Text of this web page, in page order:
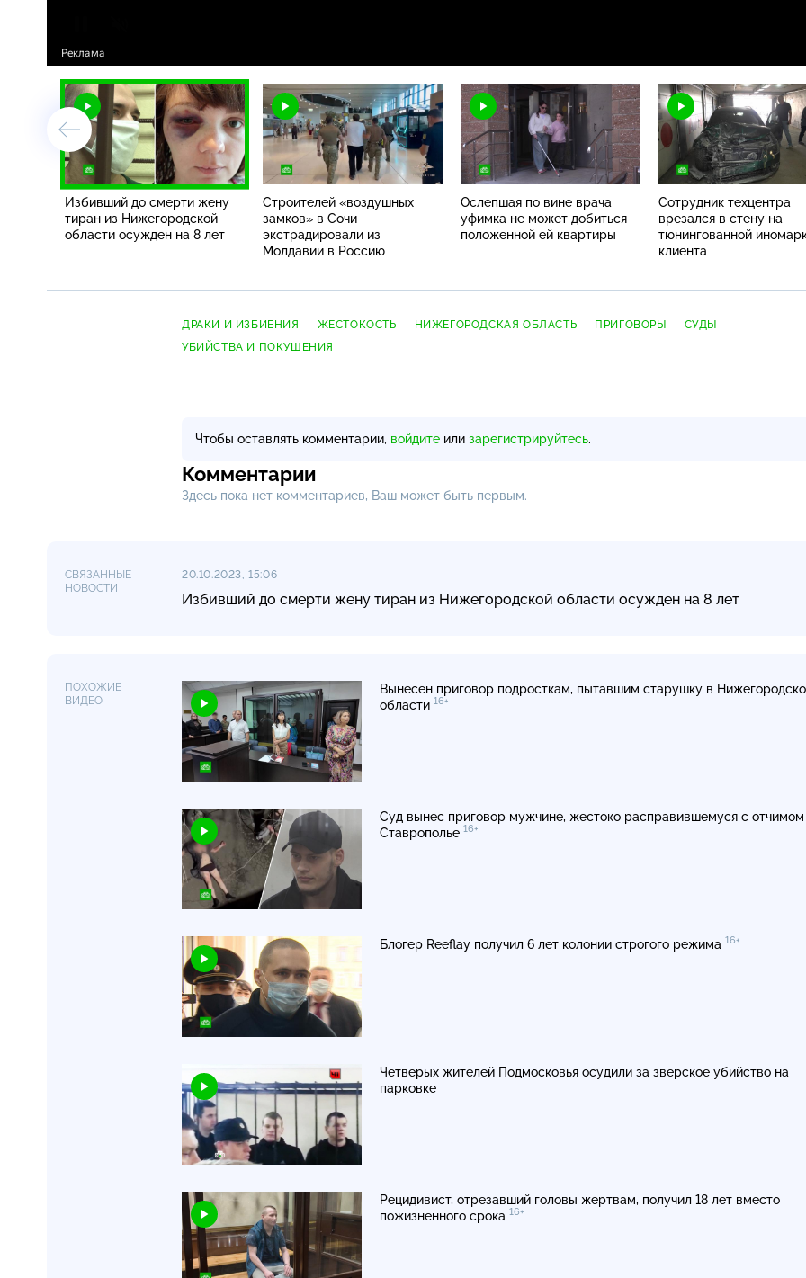
Избивший до смерти жену
тиран из Нижегородской
области осужден на 8 лет
Строителей «воздушных
замков» в Сочи
экстрадировали из
Молдавии в Россию
Ослепшая по вине врача
уфимка не может добиться
положенной ей квартиры
Сотрудник техцентра
врезался в стену на
тюнингованной
клиента
ДРАКИ И ИЗБИЕНИЯ ЖЕСТОКОСТЬ НИЖЕГОРОДСКАЯ ОБЛАСТЬ ПРИГОВОРЫ
СУДЫ
УБИЙСТВА И ПОКУШЕНИЯ
Чтобы оставлять комментарии, войдите или зарегистрируйтесь.
Комментарии
Здесь пока нет комментариев, Ваш может быть первым.
СВЯЗАННЫЕ
НОВОСТИ
20.10.2023, 15:06
Избивший до смерти жену тиран из Нижегородской области осужден на 8 лет
ПОХОЖИЕ
ВИДЕО
Вынесен приговор подросткам, пытавшим старушку в
области 16+
Суд вынес приговор мужчине, жестоко расправившемуся с
Ставрополье 16+
Блогер Reeflay получил 6 лет колонии строгого режима 16+
Четверых жителей Подмосковья осудили за зверское убийство на
парковке
Рецидивист, отрезавший головы жертвам, получил 18 лет вместо
пожизненного срока 16+